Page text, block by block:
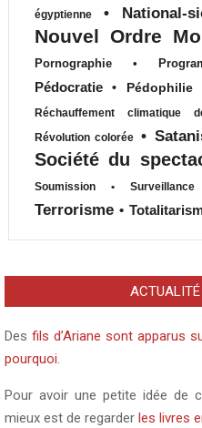
égyptienne
• National-
Nouvel Ordre
Pornographie
•
Pédocratie
• Pédophilie
Réchauffement climatique
Révolution colorée •
Société du
Soumission
• Surveillance
Terrorisme •
ACTUALITÉ
Des fils d’Ariane sont apparus
pourquoi.
Pour avoir une petite idée de
mieux est de regarder les livres